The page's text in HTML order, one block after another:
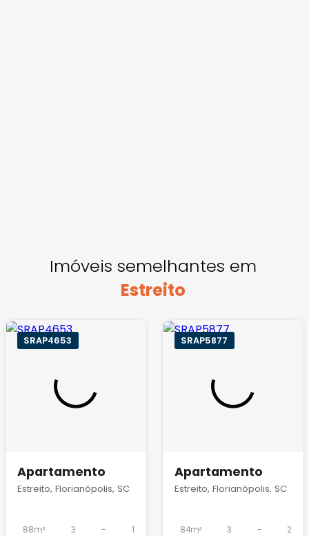
Imóveis semelhantes em
Estreito
SRAP4653
Apartamento
Estreito, Florianópolis, SC
88m² 3 - 1
SRAP5877
Apartamento
Estreito, Florianópolis, SC
84m² 3 - 2